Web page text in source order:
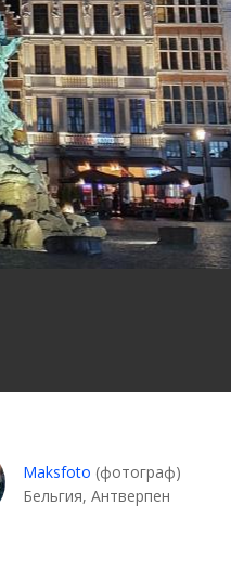
Maksfoto (фотограф)
Бельгия, Антверпен